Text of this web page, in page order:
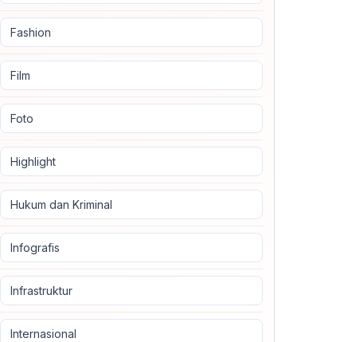
Fashion
Film
Foto
Highlight
Hukum dan Kriminal
Infografis
Infrastruktur
Internasional